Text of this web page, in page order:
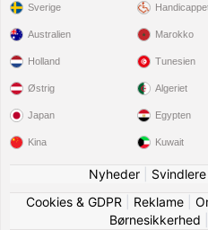
Sverige
Australien
Holland
Østrig
Japan
Kina
Marokko
Tunesien
Algeriet
Egypten
Kuwait
Nyheder| Svindlere
Cookies & GDPR
Reklame|
Børnesikkerhed